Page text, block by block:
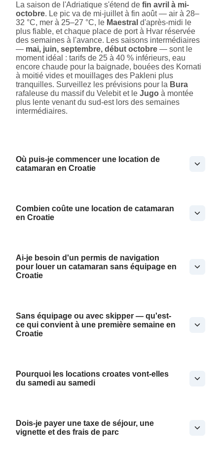
La saison de l'Adriatique s'étend de fin avril à mi-
octobre. Le pic va de mi-juillet à fin août — air à 28–
32 °C, mer à 25–27 °C, le Maestral d'après-midi le
plus fiable, et chaque place de port à Hvar réservée
des semaines à l'avance. Les saisons intermédiaires
— mai, juin, septembre, début octobre — sont le
moment idéal : tarifs de 25 à 40 % inférieurs, eau
encore chaude pour la baignade, bouées des Kornati
à moitié vides et mouillages des Pakleni plus
tranquilles. Surveillez les prévisions pour la Bura
rafaleuse du massif du Velebit et le Jugo à montée
plus lente venant du sud-est lors des semaines
intermédiaires.
Où puis-je commencer une location de
catamaran en Croatie
Combien coûte une location de catamaran
en Croatie
Ai-je besoin d'un permis de navigation
pour louer un catamaran sans équipage en
Croatie
Sans équipage ou avec skipper — qu'est-
ce qui convient à une première semaine en
Croatie
Pourquoi les locations croates vont-elles
du samedi au samedi
Dois-je payer une taxe de séjour, une
vignette et des frais de parc